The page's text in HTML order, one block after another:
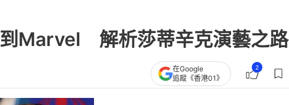
Marvel 解析莎蒂辛克演藝之路
在Google
追蹤《香港01》
2